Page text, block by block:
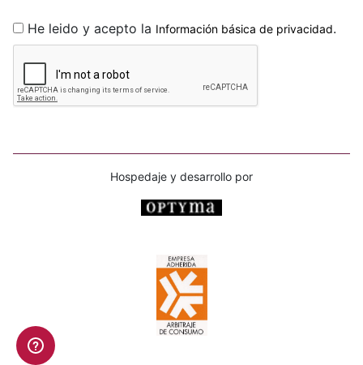
He leido y acepto la Información básica de privacidad.
Hospedaje y desarrollo por